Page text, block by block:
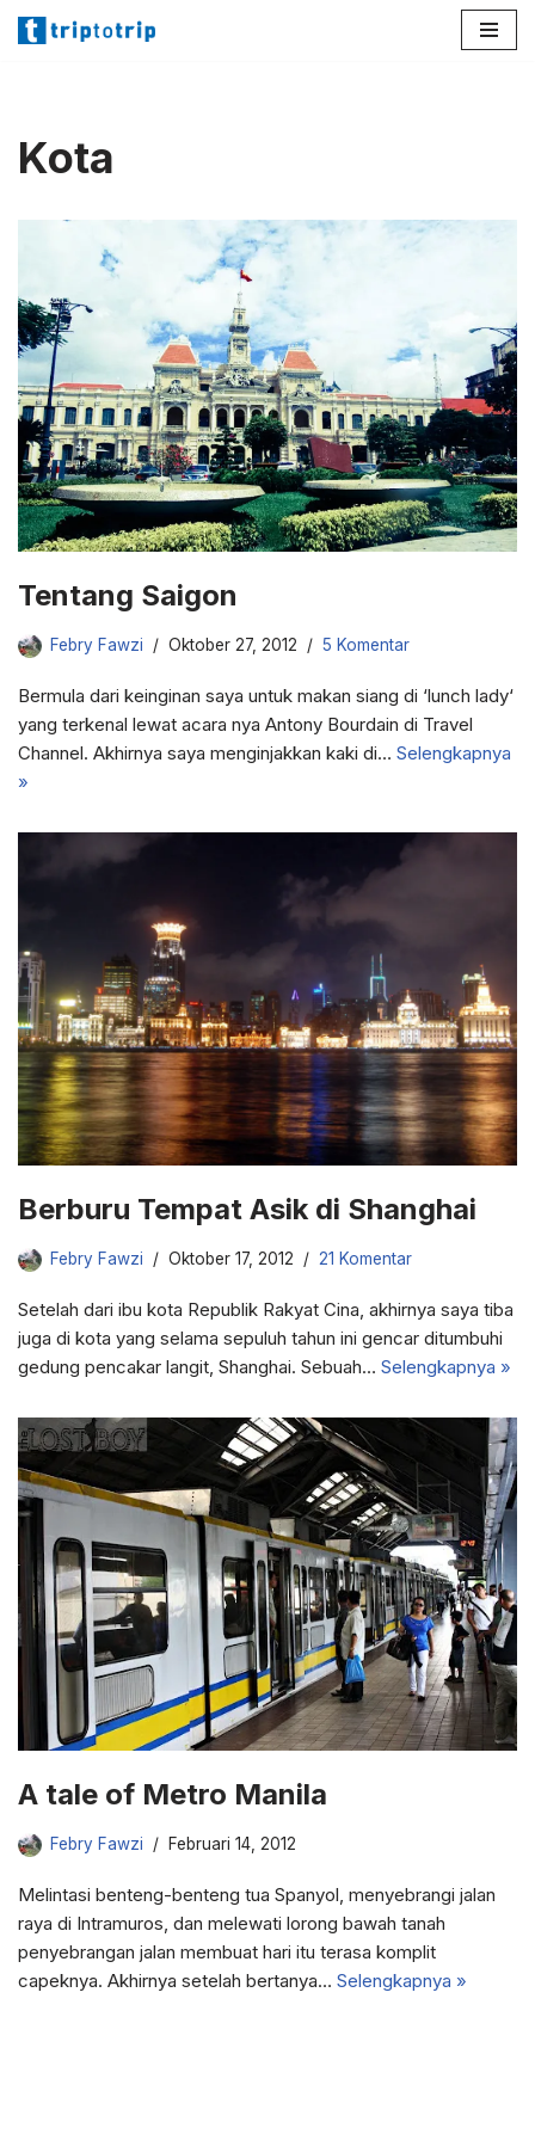
Kota
Tentang Saigon
Febry Fawzi Oktober 27, 2012 5 Komentar
Bermula dari keinginan saya untuk makan siang di ‘lunch lady‘
yang terkenal lewat acara nya Antony Bourdain di Travel
Channel. Akhirnya saya menginjakkan kaki di… Selengkapnya
»
Berburu Tempat Asik di Shanghai
Febry Fawzi Oktober 17, 2012 21 Komentar
Setelah dari ibu kota Republik Rakyat Cina, akhirnya saya tiba
juga di kota yang selama sepuluh tahun ini gencar ditumbuhi
gedung pencakar langit, Shanghai. Sebuah… Selengkapnya »
A tale of Metro Manila
Febry Fawzi Februari 14, 2012
Melintasi benteng-benteng tua Spanyol, menyebrangi jalan
raya di Intramuros, dan melewati lorong bawah tanah
penyebrangan jalan membuat hari itu terasa komplit
capeknya. Akhirnya setelah bertanya… Selengkapnya »